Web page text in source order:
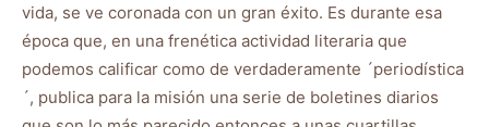
vida, se ve coronada con un gran éxito. Es durante esa
época que, en una frenética actividad literaria que
podemos calificar como de verdaderamente ´periodística
´, publica para la misión una serie de boletines diarios